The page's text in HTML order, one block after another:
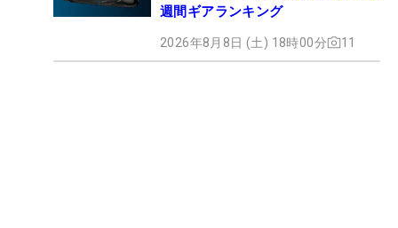
週間ギアランキング
2026年8月8日 (土) 18時00分 11